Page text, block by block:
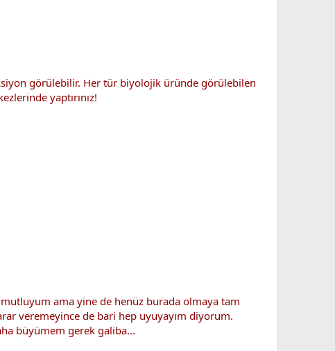
görülebilir. Her tür biyolojik üründe görülebilen
yaptırınız!
ama yine de henüz burada olmaya tam
veremeyince de bari hep uyuyayım diyorum.
büyümem gerek galiba...